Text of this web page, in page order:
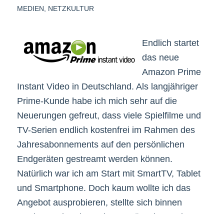
MEDIEN NETZKULTUR
Endlich startet
das neue
Amazon Prime
Instant Video in Deutschland. Als langjähriger
Prime-Kunde habe ich mich sehr auf die
Neuerungen gefreut, dass viele Spielfilme und
TV-Serien endlich kostenfrei im Rahmen des
Jahresabonnements auf den persönlichen
Endgeräten gestreamt werden können.
Natürlich war ich am Start mit SmartTV, Tablet
und Smartphone. Doch kaum wollte ich das
Angebot ausprobieren, stellte sich binnen